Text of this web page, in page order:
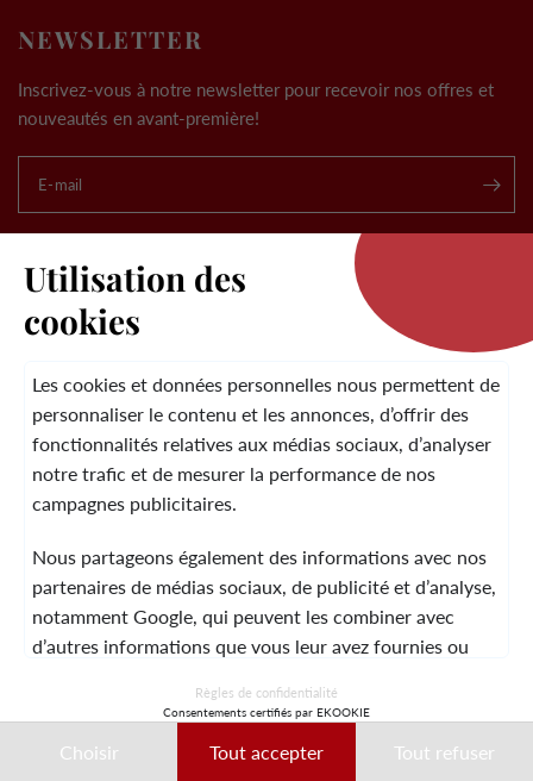
NEWSLETTER
Inscrivez-vous à notre newsletter pour recevoir nos offres et
nouveautés en avant-première!
E-mail
LA MARQUE
SERVICE CLIENT
© 2026 Laura Vita
DESIGNED BY LOBSTTER
MENTIONS LÉGALESCGVCONTACT
Utilisation des
cookies
Les cookies et données personnelles nous permettent de
personnaliser le contenu et les annonces, d’offrir des
fonctionnalités relatives aux médias sociaux, d’analyser
notre trafic et de mesurer la performance de nos
campagnes publicitaires.
Nous partageons également des informations avec nos
partenaires de médias sociaux, de publicité et d’analyse,
notamment Google, qui peuvent les combiner avec
d’autres informations que vous leur avez fournies ou
Ces données peuvent notamment être utilisées à des
Règles de confidentialité
Consentements certifiés par EKOOKIE
Choisir Tout accepter Tout refuser